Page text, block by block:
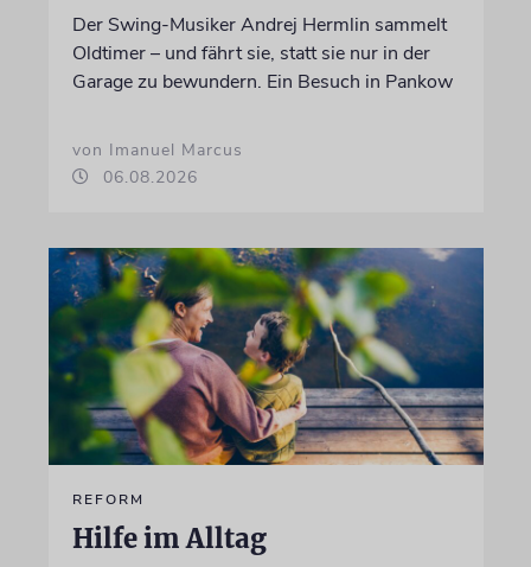
Der Swing-Musiker Andrej Hermlin sammelt
Oldtimer – und fährt sie, statt sie nur in der
Garage zu bewundern. Ein Besuch in Pankow
von Imanuel Marcus
06.08.2026
REFORM
Hilfe im Alltag